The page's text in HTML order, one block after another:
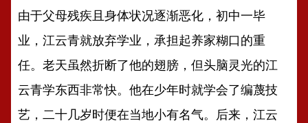
由于父母残疾且身体状况逐渐恶化，初中一毕
业，江云青就放弃学业，承担起养家糊口的重
任。老天虽然折断了他的翅膀，但头脑灵光的江
云青学东西非常快。他在少年时就学会了编蔑技
艺，二十几岁时便在当地小有名气。后来，江云